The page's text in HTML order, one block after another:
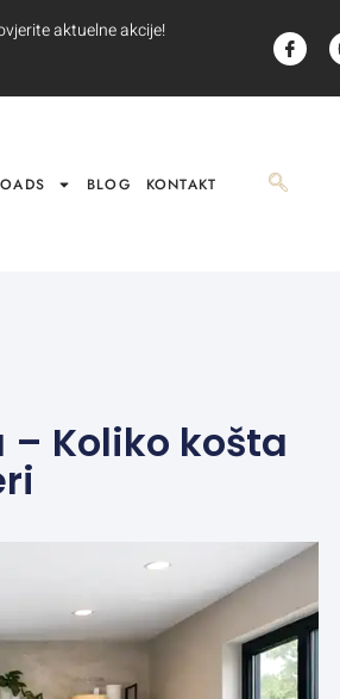
aktuelne akcije!
BLOG KONTAKT
Koliko košta